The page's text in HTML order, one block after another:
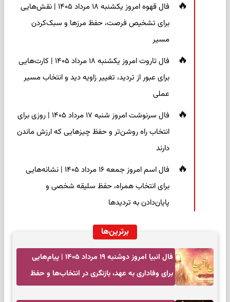
فال قهوه امروز یکشنبه ۱۸ مرداد ۱۴۰۵ | نقش‌هایی
برای تشخیص فرصت، حفظ مرزها و سبک‌کردن
مسیر
فال تاروت امروز یکشنبه ۱۸ مرداد ۱۴۰۵ | کارت‌هایی
برای عبور از تردید، تغییر زاویه دید و انتخاب مسیر
عملی
فال سرنوشت امروز شنبه ۱۷ مرداد ۱۴۰۵ | روزی برای
انتخاب راه روشن‌تر و حفظ چیزهایی که ارزش ماندن
دارند
فال اسم امروز جمعه ۱۶ مرداد ۱۴۰۵ | نشانه‌هایی
برای انتخاب همراه، حفظ سلیقه شخصی و
پایان‌دادن به تردیدها
برترین‌ها
فال انبیا امروز دوشنبه ۱۹ مرداد ۱۴۰۵ | پیام‌هایی
برای وفاداری به عهد، بازنگری در انتخاب‌ها و حفظ